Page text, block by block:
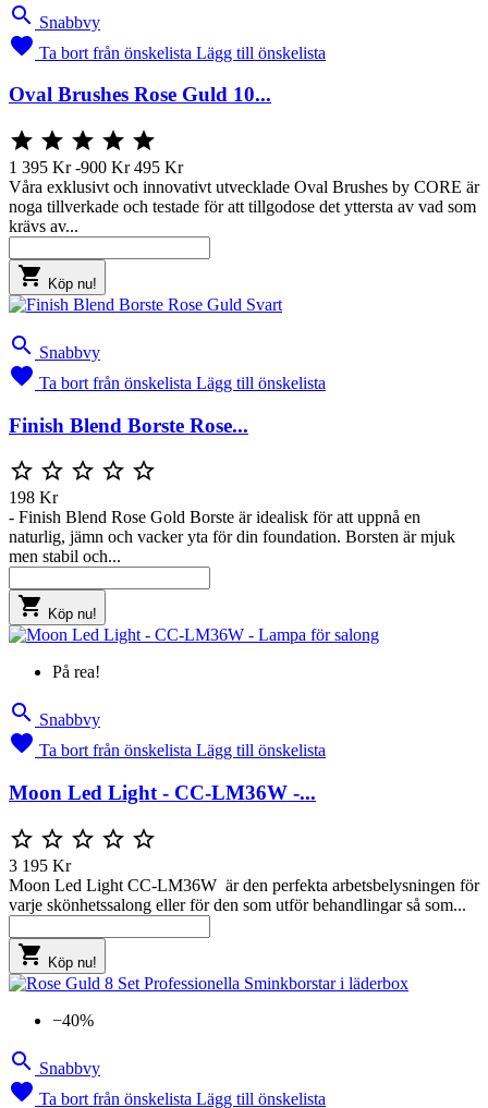
 Snabbvy
 Ta bort från önskelista Lägg till önskelista
Oval Brushes Rose Guld 10...
    
1 395 Kr -900 Kr 495 Kr
Våra exklusivt och innovativt utvecklade Oval Brushes by CORE är
noga tillverkade och testade för att tillgodose det yttersta av vad som
krävs av...
 Köp nu!
 Snabbvy
 Ta bort från önskelista Lägg till önskelista
Finish Blend Borste Rose...
    
198 Kr
- Finish Blend Rose Gold Borste är idealisk för att uppnå en
naturlig, jämn och vacker yta för din foundation. Borsten är mjuk
men stabil och...
 Köp nu!
På rea!
 Snabbvy
 Ta bort från önskelista Lägg till önskelista
Moon Led Light - CC-LM36W -...
    
3 195 Kr
Moon Led Light CC-LM36W är den perfekta arbetsbelysningen för
varje skönhetssalong eller för den som utför behandlingar så som...
 Köp nu!
−40%
 Snabbvy
 Ta bort från önskelista Lägg till önskelista